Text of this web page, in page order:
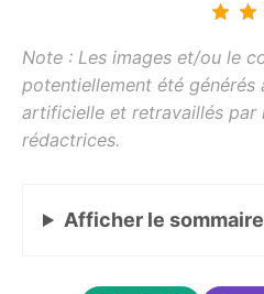
Afficher le sommaire